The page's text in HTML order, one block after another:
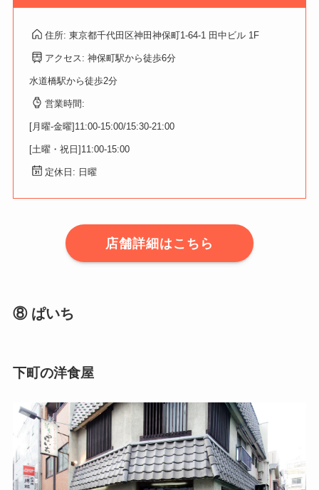
住所: 東京都千代田区神田神保町1-64-1 田中ビル 1F
アクセス: 神保町駅から徒歩6分
水道橋駅から徒歩2分
営業時間:
[月曜-金曜]11:00-15:00/15:30-21:00
[土曜・祝日]11:00-15:00
定休日: 日曜
店舗詳細はこちら
⑧ ぱいち
下町の洋食屋